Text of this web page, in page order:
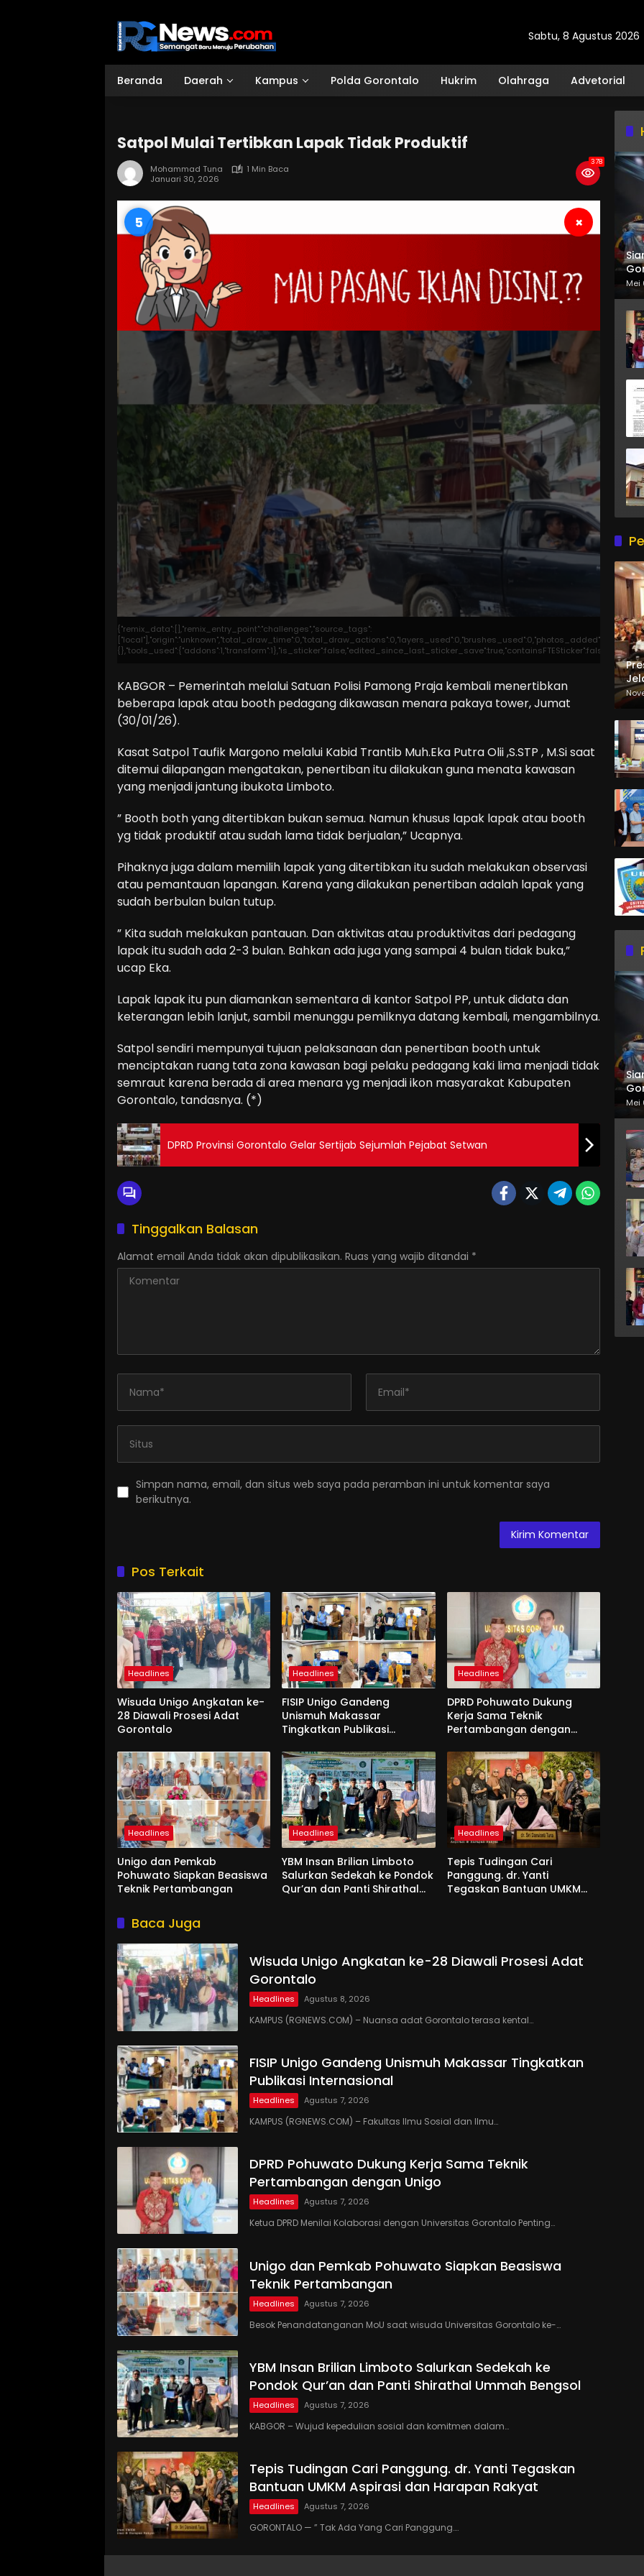
Sabtu, 8 Agustus 2026
Beranda Daerah Kampus Polda Gorontalo Hukrim Olahraga Advetorial
Satpol Mulai Tertibkan Lapak Tidak Produktif
Mohammad Tuna
1 Min Baca
Januari 30, 2026
378
3 ×
{"remix_data":[],"remix_entry_point":"challenges","source_tags":
{},"tools_used":{"addons":1,"transform":1},"is_sticker":false,"edited_since_last_sticker_save":true,"containsFTESticker":false}
KABGOR – Pemerintah melalui Satuan Polisi Pamong Praja kembali menertibkan
beberapa lapak atau booth pedagang dikawasan menara pakaya tower, Jumat
(30/01/26).
Kasat Satpol Taufik Margono melalui Kabid Trantib Muh.Eka Putra Olii ,S.STP , M.Si saat
ditemui dilapangan mengatakan, penertiban itu dilakukan guna menata kawasan
yang menjadi jantung ibukota Limboto.
” Booth both yang ditertibkan bukan semua. Namun khusus lapak lapak atau booth
yg tidak produktif atau sudah lama tidak berjualan,” Ucapnya.
Pihaknya juga dalam memilih lapak yang ditertibkan itu sudah melakukan observasi
atau pemantauan lapangan. Karena yang dilakukan penertiban adalah lapak yang
sudah berbulan bulan tutup.
” Kita sudah melakukan pantauan. Dan aktivitas atau produktivitas dari pedagang
lapak itu sudah ada 2-3 bulan. Bahkan ada juga yang sampai 4 bulan tidak buka,”
ucap Eka.
Lapak lapak itu pun diamankan sementara di kantor Satpol PP, untuk didata dan
keterangan lebih lanjut, sambil menunggu pemilknya datang kembali, mengambilnya.
Satpol sendiri mempunyai tujuan pelaksanaan dan penertiban booth untuk
menciptakan ruang tata zona kawasan bagi pelaku pedagang kaki lima menjadi tidak
semraut karena berada di area menara yg menjadi ikon masyarakat Kabupaten
Gorontalo, tandasnya. (*)
DPRD Provinsi Gorontalo Gelar Sertijab Sejumlah Pejabat Setwan
Tinggalkan Balasan
Alamat email Anda tidak akan dipublikasikan. Ruas yang wajib ditandai *
Simpan nama, email, dan situs web saya pada peramban ini untuk komentar saya
berikutnya.
Pos Terkait
Headlines
Wisuda Unigo Angkatan ke-
28 Diawali Prosesi Adat
Gorontalo
Headlines
FISIP Unigo Gandeng
Unismuh Makassar
Tingkatkan Publikasi
Headlines
DPRD Pohuwato Dukung
Kerja Sama Teknik
Pertambangan dengan
Headlines
Unigo dan Pemkab
Pohuwato Siapkan Beasiswa
Teknik Pertambangan
Headlines
YBM Insan Brilian Limboto
Salurkan Sedekah ke Pondok
Qur’an dan Panti Shirathal
Headlines
Tepis Tudingan Cari
Panggung. dr. Yanti
Tegaskan Bantuan UMKM
Baca Juga
Wisuda Unigo Angkatan ke-28 Diawali Prosesi Adat
Gorontalo
Headlines Agustus 8, 2026
KAMPUS (RGNEWS.COM) – Nuansa adat Gorontalo terasa kental…
FISIP Unigo Gandeng Unismuh Makassar Tingkatkan
Publikasi Internasional
Headlines Agustus 7, 2026
KAMPUS (RGNEWS.COM) – Fakultas Ilmu Sosial dan Ilmu…
DPRD Pohuwato Dukung Kerja Sama Teknik
Pertambangan dengan Unigo
Headlines Agustus 7, 2026
Ketua DPRD Menilai Kolaborasi dengan Universitas Gorontalo Penting…
Unigo dan Pemkab Pohuwato Siapkan Beasiswa
Teknik Pertambangan
Headlines Agustus 7, 2026
Besok Penandatanganan MoU saat wisuda Universitas Gorontalo ke-…
YBM Insan Brilian Limboto Salurkan Sedekah ke
Pondok Qur’an dan Panti Shirathal Ummah Bengsol
Headlines Agustus 7, 2026
KABGOR – Wujud kepedulian sosial dan komitmen dalam…
Tepis Tudingan Cari Panggung. dr. Yanti Tegaskan
Bantuan UMKM Aspirasi dan Harapan Rakyat
Headlines Agustus 7, 2026
GORONTALO — ” Tak Ada Yang Cari Panggung….
Mei
Mei